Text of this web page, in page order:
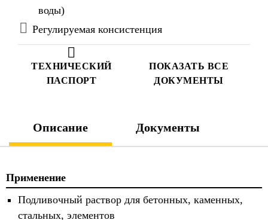
ТЕХНИЧЕСКИЙ
ПАСПОРТ
ПОКАЗАТЬ ВСЕ
ДОКУМЕНТЫ
воды)
Регулируемая консистенция
Описание Документы
Применение
Подливочный раствор для бетонных, каменных,
стальных, элементов